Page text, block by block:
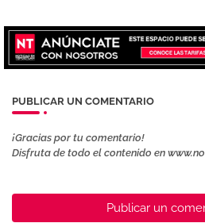
PUBLICAR UN COMENTARIO
¡Gracias por tu comentario!
Disfruta de todo el contenido en
Publicar un